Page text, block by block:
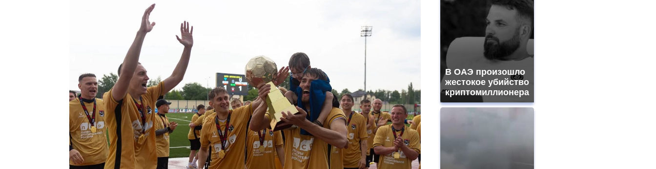
В ОАЭ произошло
жестокое убийство
криптомиллионера